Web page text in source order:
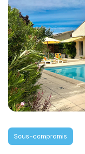
Sous-compromis